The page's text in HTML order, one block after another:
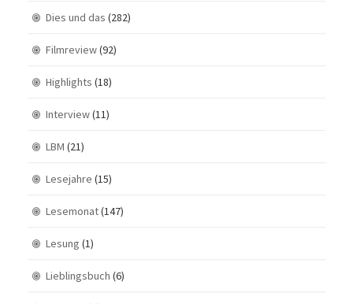
Dies und das (282)
Filmreview(92)
Highlights (18)
Interview(11)
LBM (21)
Lesejahre (15)
Lesemonat(147)
Lesung (1)
Lieblingsbuch (6)